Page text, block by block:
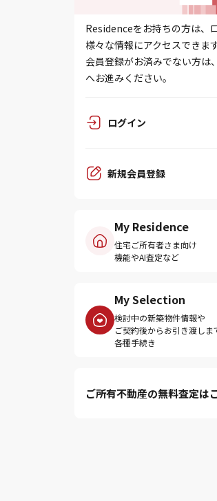
Residenceをお持ちの方は、
様々な情報にアクセスできます
会員登録がお済みでない方は
へお進みください。
ログイン
新規会員登録
My Residence
住宅ご所有者さま向け
機能やAI査定など
My Selection
検討中の新築物件情報や
ご契約後からお引き渡しま
各種手続き
ご所有不動産の無料査定は